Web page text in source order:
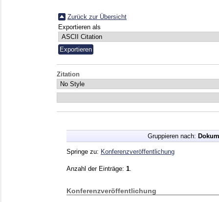
Zurück zur Übersicht
Exportieren als
Zitation
Gruppieren nach:
Springe zu: Konferenzveröffentlichung
Anzahl der Einträge: 1
Konferenzveröffentlichung